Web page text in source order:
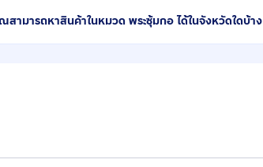
ามารถหาสินค้าในหมวด พระซุ้มกอ ได้ในจังหวัดใดบ้าง